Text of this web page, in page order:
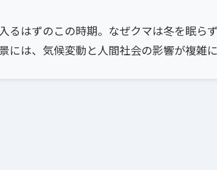
るはずのこの時期。なぜクマは冬を眠ら
は、気候変動と人間社会の影響が複雑に